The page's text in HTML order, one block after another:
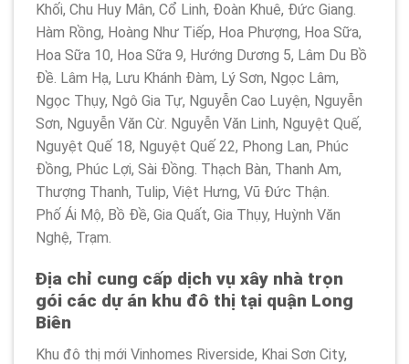
Khối, Chu Huy Mân, Cổ Linh, Đoàn Khuê, Đức Giang.
Hàm Rồng, Hoàng Như Tiếp, Hoa Phượng, Hoa Sữa,
Hoa Sữa 10, Hoa Sữa 9, Hướng Dương 5, Lâm Du Bồ
Đề. Lâm Hạ, Lưu Khánh Đàm, Lý Sơn, Ngọc Lâm,
Ngọc Thụy, Ngô Gia Tự, Nguyễn Cao Luyện, Nguyễn
Sơn, Nguyễn Văn Cừ. Nguyễn Văn Linh, Nguyệt Quế,
Nguyệt Quế 18, Nguyệt Quế 22, Phong Lan, Phúc
Đồng, Phúc Lợi, Sài Đồng. Thạch Bàn, Thanh Am,
Thượng Thanh, Tulip, Việt Hưng, Vũ Đức Thận.
Phố Ái Mộ, Bồ Đề, Gia Quất, Gia Thụy, Huỳnh Văn
Nghệ, Trạm.
Địa chỉ cung cấp dịch vụ xây nhà trọn
gói các dự án khu đô thị tại quận Long
Biên
Khu đô thị mới Vinhomes Riverside, Khai Sơn City,